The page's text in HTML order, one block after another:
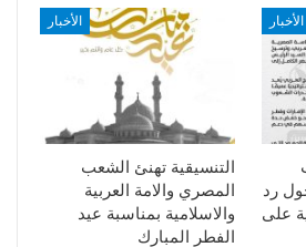
الأخبار
التنسيقية تهنئ الشعب
المصري والامة العربية
والاسلامية بمناسبة عيد
الفطر المبارك
الأخبار
رد
على